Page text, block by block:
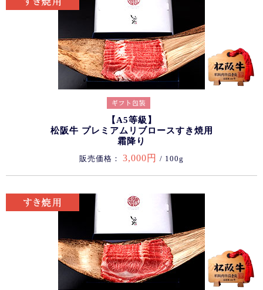
【A5等級】
松阪牛 プレミアムリブロースすき焼用
霜降り
販売価格： 3,000円 / 100g